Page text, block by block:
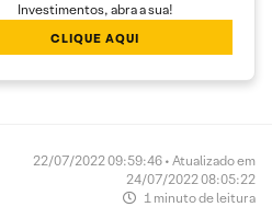
Investimentos, abra a sua!
CLIQUE AQUI
22/07/2022 09:59:46 • Atualizado em
24/07/2022 08:05:22
1 minuto de leitura